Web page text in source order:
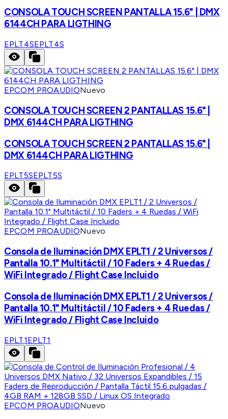
CONSOLA TOUCH SCREEN PANTALLA 15.6" | DMX
6144CH PARA LIGTHING
EPLT4SEPLT4S
EPCOM PROAUDIONuevo
CONSOLA TOUCH SCREEN 2 PANTALLAS 15.6" |
DMX 6144CH PARA LIGTHING
CONSOLA TOUCH SCREEN 2 PANTALLAS 15.6" |
DMX 6144CH PARA LIGTHING
EPLT5SEPLT5S
EPCOM PROAUDIONuevo
Consola de Iluminación DMX EPLT1 / 2 Universos /
Pantalla 10.1" Multitáctil / 10 Faders + 4 Ruedas /
WiFi Integrado / Flight Case Incluido
Consola de Iluminación DMX EPLT1 / 2 Universos /
Pantalla 10.1" Multitáctil / 10 Faders + 4 Ruedas /
WiFi Integrado / Flight Case Incluido
EPLT1EPLT1
EPCOM PROAUDIONuevo